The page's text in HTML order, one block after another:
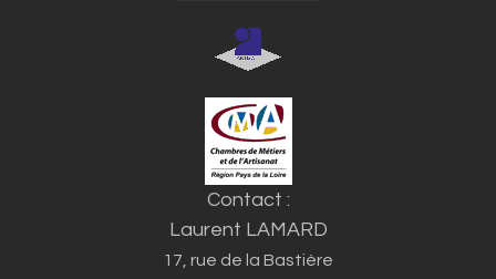
Contact :
Laurent LAMARD
17, rue de la Bastière